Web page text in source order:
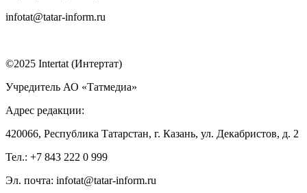
infotat@tatar-inform.ru
©2025 Intertat (Интертат)
Учредитель АО «Татмедиа»
Адрес редакции:
420066, Республика Татарстан, г. Казань, ул. Декабристов, д. 2
Тел.: +7 843 222 0 999
Эл. почта: infotat@tatar-inform.ru